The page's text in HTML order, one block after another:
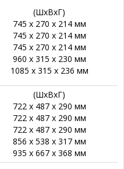
(ШхВхГ)
745 x 270 x 214 мм
745 x 270 x 214 мм
745 x 270 x 214 мм
960 x 315 x 230 мм
1085 x 315 x 236 мм
(ШхВхГ)
722 x 487 x 290 мм
722 x 487 x 290 мм
722 x 487 x 290 мм
856 x 538 x 317 мм
935 x 667 x 368 мм